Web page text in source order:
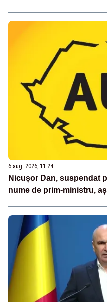
6 aug. 2026, 11:24
Nicușor Dan, suspendat
nume de prim-ministru,